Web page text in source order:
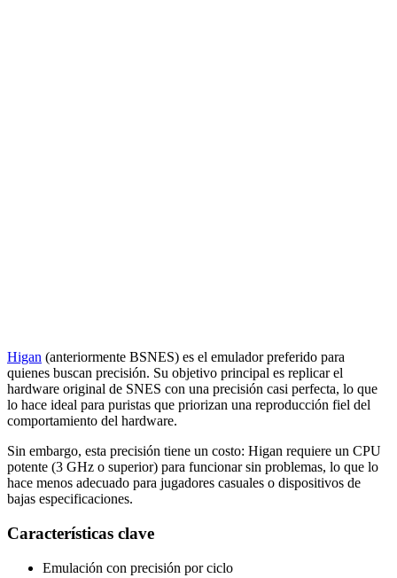
Higan (anteriormente BSNES) es el emulador preferido para
quienes buscan precisión. Su objetivo principal es replicar el
hardware original de SNES con una precisión casi perfecta, lo que
lo hace ideal para puristas que priorizan una reproducción fiel del
comportamiento del hardware.
Sin embargo, esta precisión tiene un costo: Higan requiere un CPU
potente (3 GHz o superior) para funcionar sin problemas, lo que lo
hace menos adecuado para jugadores casuales o dispositivos de
bajas especificaciones.
Características clave
Emulación con precisión por ciclo